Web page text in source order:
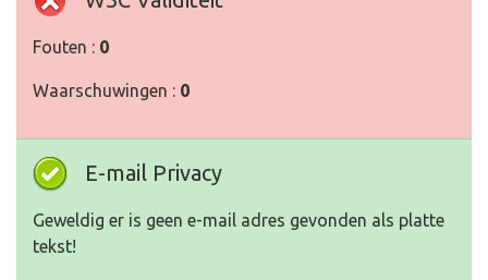
Fouten : 0
Waarschuwingen : 0
E-mail Privacy
Geweldig er is geen e-mail adres gevonden als platte
tekst!